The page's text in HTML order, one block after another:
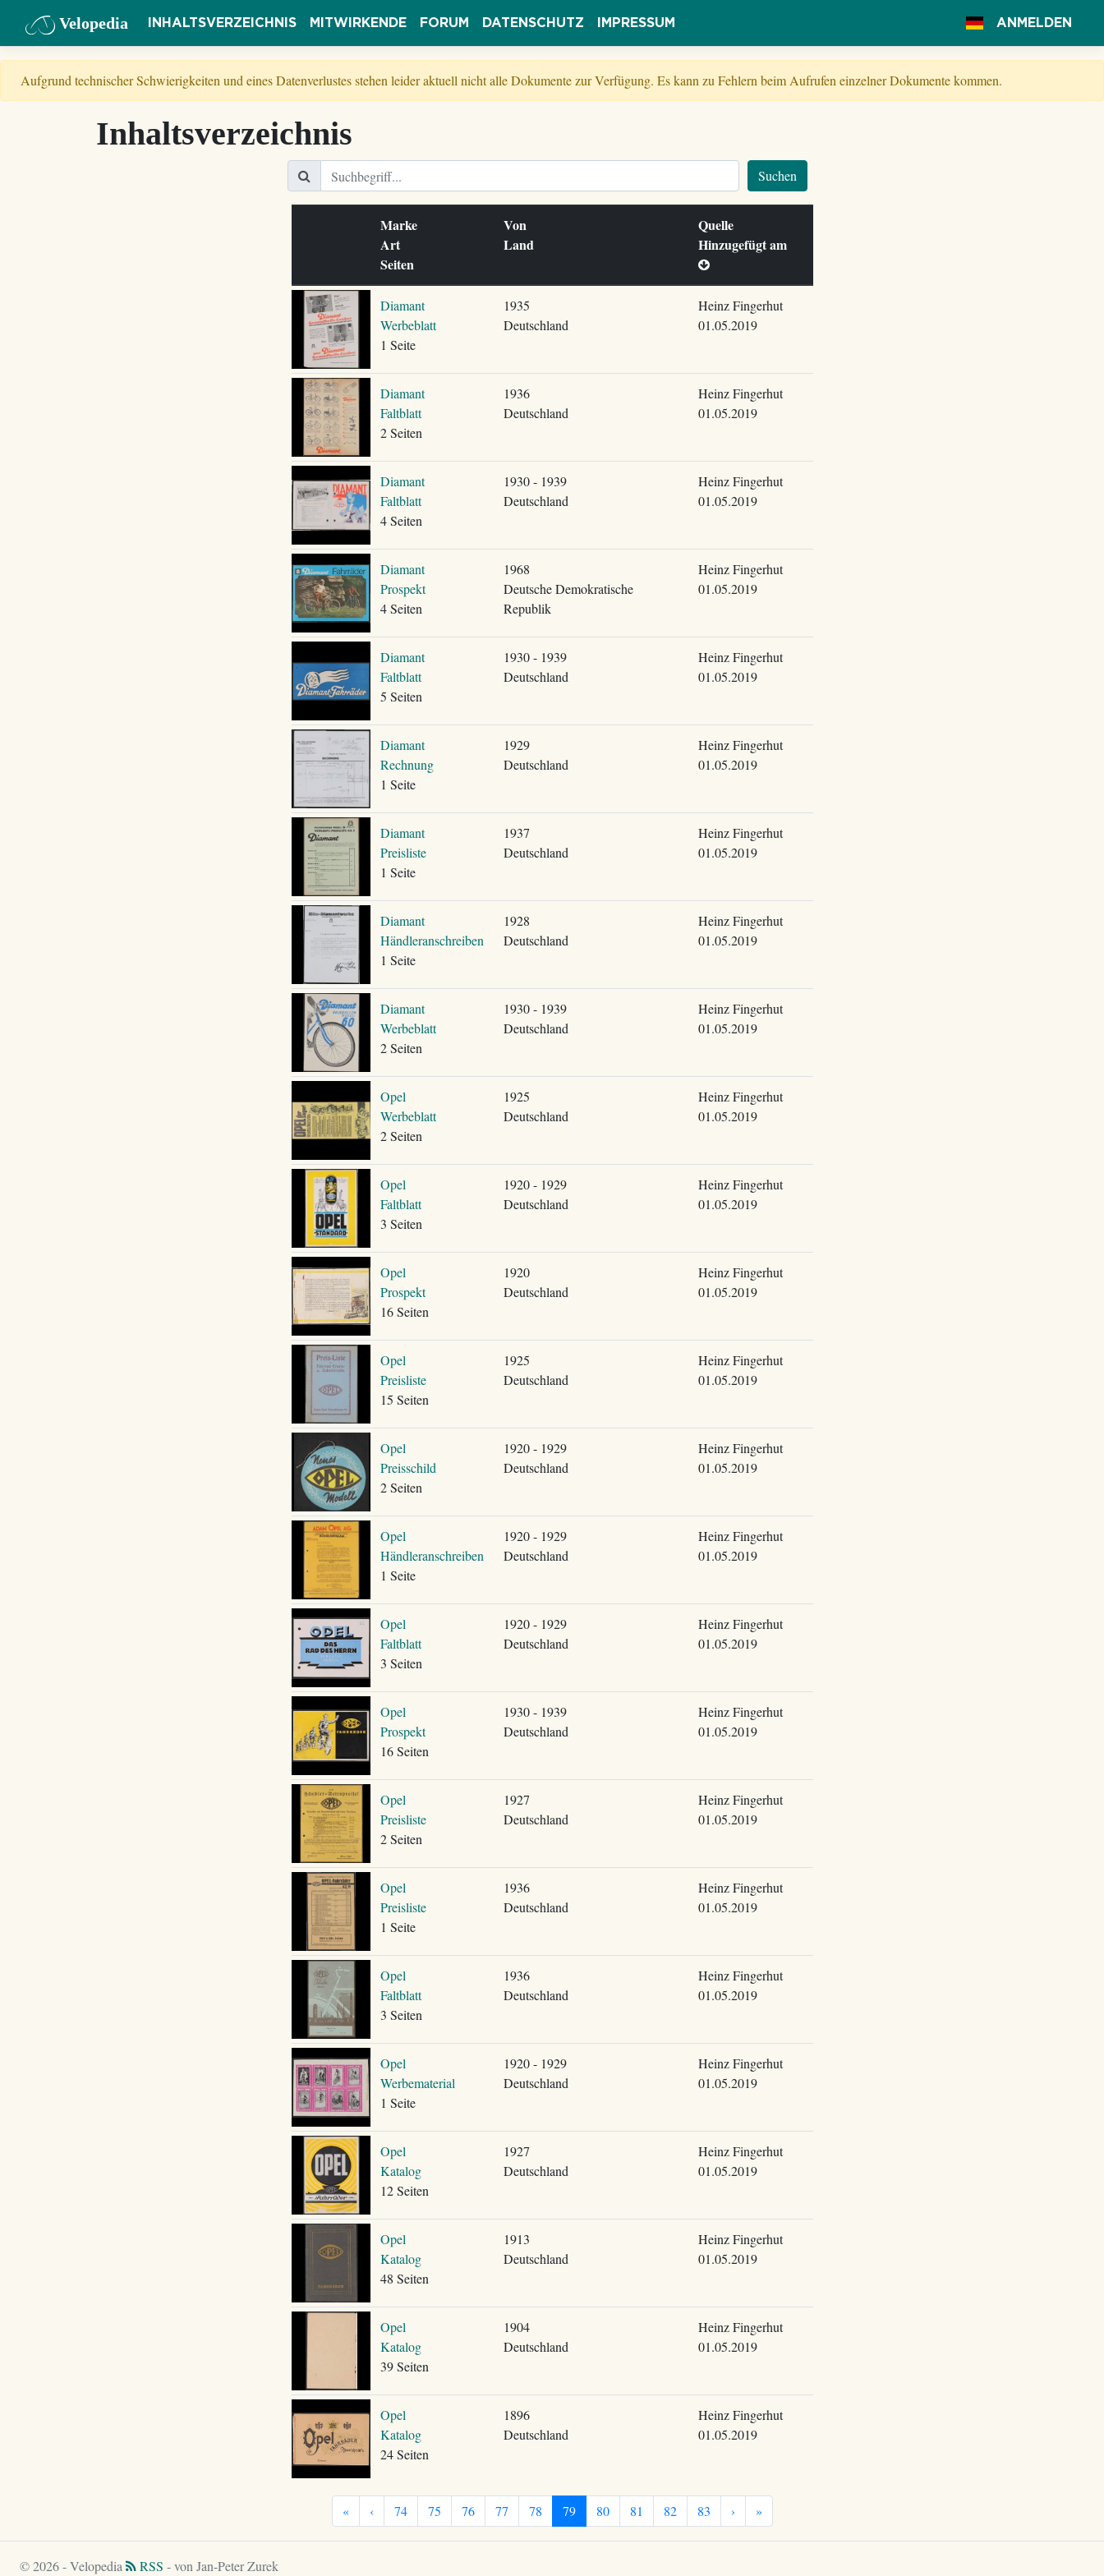
Velopedia INHALTSVERZEICHNIS MITWIRKENDE FORUM DATENSCHUTZ IMPRESSUM ANMELDEN
Aufgrund technischer Schwierigkeiten und eines Datenverlustes stehen leider aktuell nicht alle Dokumente zur Verfügung. Es kann zu Fehlern beim Aufrufen einzelner Dokumente kommen.
Inhaltsverzeichnis
Suchen
Marke
Art
Seiten
Von
Land
Quelle
Hinzugefügt am
Diamant
Werbeblatt
1 Seite
1935
Deutschland
Heinz Fingerhut
01.05.2019
Diamant
Faltblatt
2 Seiten
1936
Deutschland
Heinz Fingerhut
01.05.2019
Diamant
Faltblatt
4 Seiten
1930 - 1939
Deutschland
Heinz Fingerhut
01.05.2019
Diamant
Prospekt
4 Seiten
1968
Deutsche Demokratische
Republik
Heinz Fingerhut
01.05.2019
Diamant
Faltblatt
5 Seiten
1930 - 1939
Deutschland
Heinz Fingerhut
01.05.2019
Diamant
Rechnung
1 Seite
1929
Deutschland
Heinz Fingerhut
01.05.2019
Diamant
Preisliste
1 Seite
1937
Deutschland
Heinz Fingerhut
01.05.2019
Diamant
Händleranschreiben
1 Seite
1928
Deutschland
Heinz Fingerhut
01.05.2019
Diamant
Werbeblatt
2 Seiten
1930 - 1939
Deutschland
Heinz Fingerhut
01.05.2019
Opel
Werbeblatt
2 Seiten
1925
Deutschland
Heinz Fingerhut
01.05.2019
Opel
Faltblatt
3 Seiten
1920 - 1929
Deutschland
Heinz Fingerhut
01.05.2019
Opel
Prospekt
16 Seiten
1920
Deutschland
Heinz Fingerhut
01.05.2019
Opel
Preisliste
15 Seiten
1925
Deutschland
Heinz Fingerhut
01.05.2019
Opel
Preisschild
2 Seiten
1920 - 1929
Deutschland
Heinz Fingerhut
01.05.2019
Opel
Händleranschreiben
1 Seite
1920 - 1929
Deutschland
Heinz Fingerhut
01.05.2019
Opel
Faltblatt
3 Seiten
1920 - 1929
Deutschland
Heinz Fingerhut
01.05.2019
Opel
Prospekt
16 Seiten
1930 - 1939
Deutschland
Heinz Fingerhut
01.05.2019
Opel
Preisliste
2 Seiten
1927
Deutschland
Heinz Fingerhut
01.05.2019
Opel
Preisliste
1 Seite
1936
Deutschland
Heinz Fingerhut
01.05.2019
Opel
Faltblatt
3 Seiten
1936
Deutschland
Heinz Fingerhut
01.05.2019
Opel
Werbematerial
1 Seite
1920 - 1929
Deutschland
Heinz Fingerhut
01.05.2019
Opel
Katalog
12 Seiten
1927
Deutschland
Heinz Fingerhut
01.05.2019
Opel
Katalog
48 Seiten
1913
Deutschland
Heinz Fingerhut
01.05.2019
Opel
Katalog
39 Seiten
1904
Deutschland
Heinz Fingerhut
01.05.2019
Opel
Katalog
24 Seiten
1896
Deutschland
Heinz Fingerhut
01.05.2019
« ‹ 74 75 76 77 78 79 80 81 82 83 › »
© 2026 - Velopedia RSS - von Jan-Peter Zurek